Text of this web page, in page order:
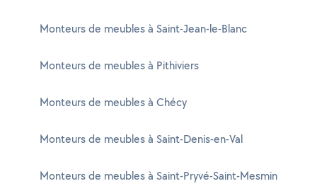
Monteurs de meubles à Saint-Jean-le-Blanc
Monteurs de meubles à Pithiviers
Monteurs de meubles à Chécy
Monteurs de meubles à Saint-Denis-en-Val
Monteurs de meubles à Saint-Pryvé-Saint-Mesmin